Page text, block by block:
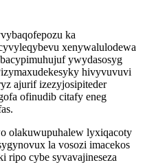
ka
xenywalulodewa
ywydasosyg
hivyvuvuvi
ajurif izezyjosipiteder
ofinudib citafy eneg
olakuwupuhalew lyxiqacoty
la vosozi imacekos
ripo cybe syvavajineseza